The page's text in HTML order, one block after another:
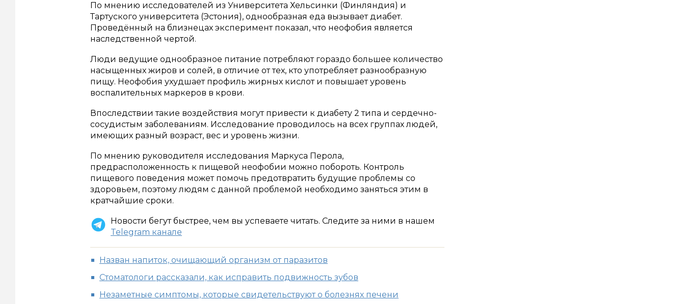
По мнению исследователей из Университета Хельсинки (Финляндия) и
Тартуского университета (Эстония), однообразная еда вызывает диабет.
Проведённый на близнецах эксперимент показал, что неофобия является
наследственной чертой.
Люди ведущие однообразное питание потребляют гораздо большее количество
насыщенных жиров и солей, в отличие от тех, кто употребляет разнообразную
пищу. Неофобия ухудшает профиль жирных кислот и повышает уровень
воспалительных маркеров в крови.
Впоследствии такие воздействия могут привести к диабету 2 типа и сердечно-
сосудистым заболеваниям. Исследование проводилось на всех группах людей,
имеющих разный возраст, вес и уровень жизни.
По мнению руководителя исследования Маркуса Перола,
предрасположенность к пищевой неофобии можно побороть. Контроль
пищевого поведения может помочь предотвратить будущие проблемы со
здоровьем, поэтому людям с данной проблемой необходимо заняться этим в
кратчайшие сроки.
Новости бегут быстрее, чем вы успеваете читать. Следите за ними в нашем
Telegram канале
Назван напиток, очищающий организм от паразитов
Стоматологи рассказали, как исправить подвижность зубов
Незаметные симптомы, которые свидетельствуют о болезнях печени